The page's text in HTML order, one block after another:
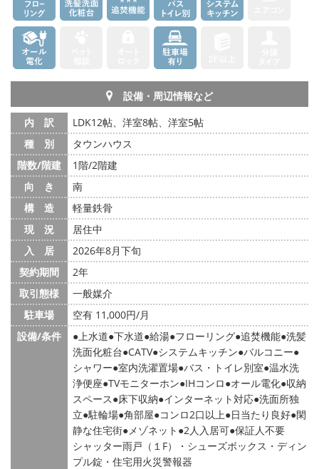
設備・周辺情報など
内 訳
LDK12帖、洋室8帖、洋室5帖
種 別
タウンハウス
階数/階建
1階/2階建
向 き
南
構 造
軽量鉄骨
現 況
居住中
入 居
2026年8月下旬
契約期間
2年
取引態様
一般媒介
駐車場
空有 11,000円/月
設備/条件
上水道 下水道 給湯 フローリング 追焚機能 洗髪
洗面化粧台 CATV システムキッチン バルコニー
シャワー 室内洗濯置場 バス・トイレ別室 温水洗
浄便座 TVモニターホン IHコンロ オール電化 収納
スペース 床下収納 インターネット対応 洗面所独
立 駐輪場 角部屋 コンロ2口以上 日当たり良好 閑
静な住宅街 メゾネット 2人入居可 保証人不要
シャッター雨戸（１F）・シューズボックス・ディン
プル錠・住宅用火災警報器